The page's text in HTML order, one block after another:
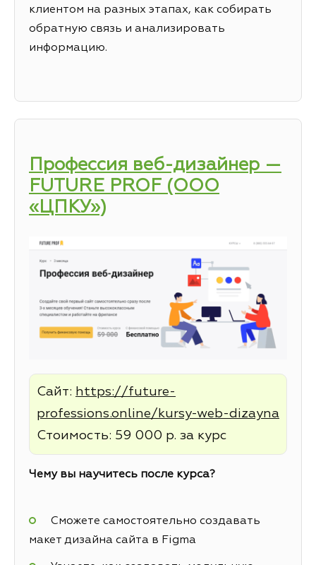
клиентом на разных этапах, как собирать
обратную связь и анализировать
информацию.
Профессия веб-дизайнер —
FUTURE PROF (ООО
«ЦПКУ»)
Сайт: https://future-
professions.online/kursy-web-dizayna
Стоимость: 59 000 р. за курс
Чему вы научитесь после курса?
Сможете самостоятельно создавать
макет дизайна сайта в Figma